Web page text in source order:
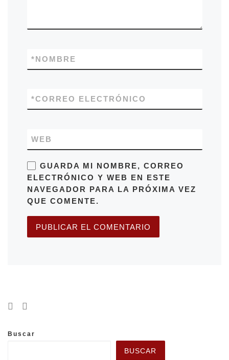
NOMBRE
*
CORREO ELECTRÓNICO
*
WEB
GUARDA MI NOMBRE, CORREO
ELECTRÓNICO Y WEB EN ESTE
NAVEGADOR PARA LA PRÓXIMA VEZ
QUE COMENTE.
Buscar
BUSCAR